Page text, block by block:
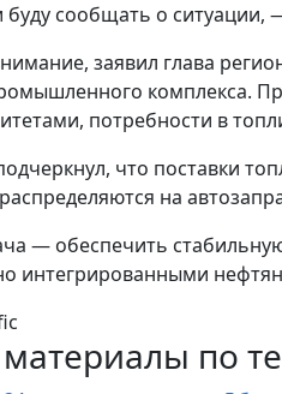
сообщать о ситуации,
заявил глава
комплекса.
потребности в
что поставки
на
— обеспечить
интегрированными
по